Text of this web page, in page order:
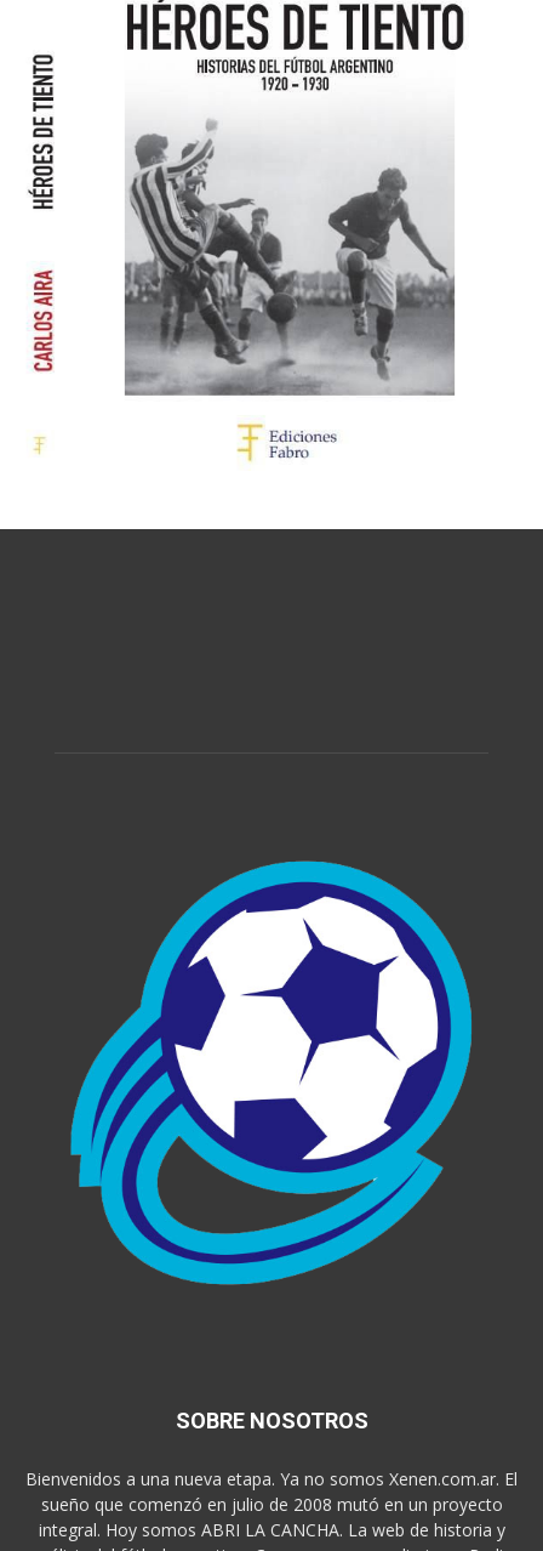
SOBRE NOSOTROS
Bienvenidos a una nueva etapa. Ya no somos Xenen.com.ar. El
sueño que comenzó en julio de 2008 mutó en un proyecto
integral. Hoy somos ABRI LA CANCHA. La web de historia y